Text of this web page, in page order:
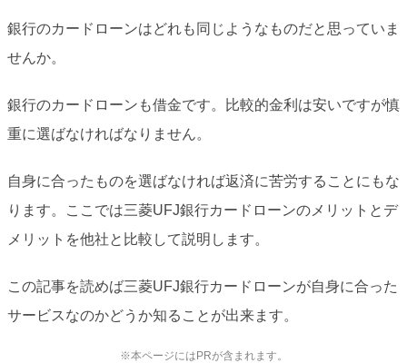
銀行のカードローンはどれも同じようなものだと思っていま
せんか。
銀行のカードローンも借金です。比較的金利は安いですが慎
重に選ばなければなりません。
自身に合ったものを選ばなければ返済に苦労することにもな
ります。ここでは三菱UFJ銀行カードローンのメリットとデ
メリットを他社と比較して説明します。
この記事を読めば三菱UFJ銀行カードローンが自身に合った
サービスなのかどうか知ることが出来ます。
※本ページにはPRが含まれます。